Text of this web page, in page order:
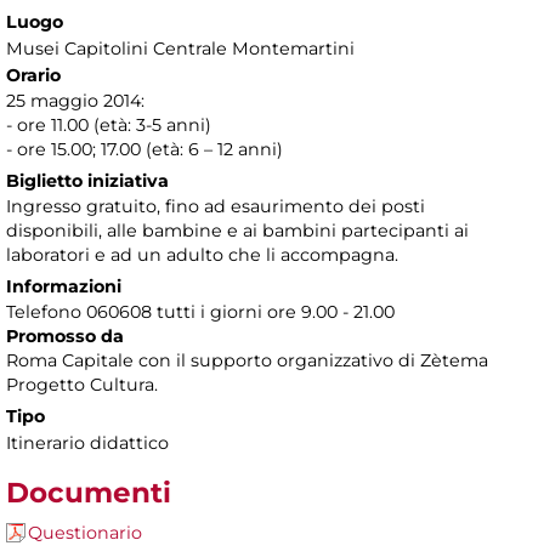
Luogo
Musei Capitolini Centrale Montemartini
Orario
25 maggio 2014:
- ore 11.00 (età: 3-5 anni)
- ore 15.00; 17.00 (età: 6 – 12 anni)
Biglietto iniziativa
Ingresso gratuito, fino ad esaurimento dei posti
disponibili, alle bambine e ai bambini partecipanti ai
laboratori e ad un adulto che li accompagna.
Informazioni
Telefono 060608 tutti i giorni ore 9.00 - 21.00
Promosso da
Roma Capitale con il supporto organizzativo di Zètema
Progetto Cultura.
Tipo
Itinerario didattico
Documenti
Questionario